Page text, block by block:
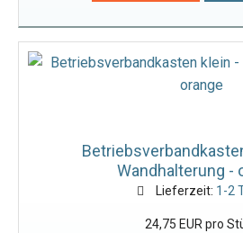
Wandhalterung -
Lieferzeit: 1-2
24,75 EUR pro